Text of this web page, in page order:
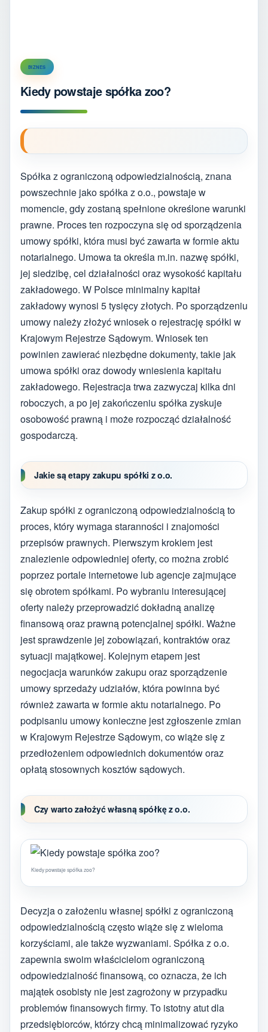
BIZNES
Kiedy powstaje spółka zoo?
Spółka z ograniczoną odpowiedzialnością, znana
powszechnie jako spółka z o.o., powstaje w
momencie, gdy zostaną spełnione określone warunki
prawne. Proces ten rozpoczyna się od sporządzenia
umowy spółki, która musi być zawarta w formie aktu
notarialnego. Umowa ta określa m.in. nazwę spółki,
jej siedzibę, cel działalności oraz wysokość kapitału
zakładowego. W Polsce minimalny kapitał
zakładowy wynosi 5 tysięcy złotych. Po sporządzeniu
umowy należy złożyć wniosek o rejestrację spółki w
Krajowym Rejestrze Sądowym. Wniosek ten
powinien zawierać niezbędne dokumenty, takie jak
umowa spółki oraz dowody wniesienia kapitału
zakładowego. Rejestracja trwa zazwyczaj kilka dni
roboczych, a po jej zakończeniu spółka zyskuje
osobowość prawną i może rozpocząć działalność
gospodarczą.
Jakie są etapy zakupu spółki z o.o.
Zakup spółki z ograniczoną odpowiedzialnością to
proces, który wymaga staranności i znajomości
przepisów prawnych. Pierwszym krokiem jest
znalezienie odpowiedniej oferty, co można zrobić
poprzez portale internetowe lub agencje zajmujące
się obrotem spółkami. Po wybraniu interesującej
oferty należy przeprowadzić dokładną analizę
finansową oraz prawną potencjalnej spółki. Ważne
jest sprawdzenie jej zobowiązań, kontraktów oraz
sytuacji majątkowej. Kolejnym etapem jest
negocjacja warunków zakupu oraz sporządzenie
umowy sprzedaży udziałów, która powinna być
również zawarta w formie aktu notarialnego. Po
podpisaniu umowy konieczne jest zgłoszenie zmian
w Krajowym Rejestrze Sądowym, co wiąże się z
przedłożeniem odpowiednich dokumentów oraz
opłatą stosownych kosztów sądowych.
Czy warto założyć własną spółkę z o.o.
Kiedy powstaje spółka zoo?
Decyzja o założeniu własnej spółki z ograniczoną
odpowiedzialnością często wiąże się z wieloma
korzyściami, ale także wyzwaniami. Spółka z o.o.
zapewnia swoim właścicielom ograniczoną
odpowiedzialność finansową, co oznacza, że ich
majątek osobisty nie jest zagrożony w przypadku
problemów finansowych firmy. To istotny atut dla
przedsiębiorców, którzy chcą minimalizować ryzyko